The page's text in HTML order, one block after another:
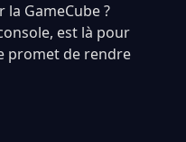
GameCube ?
est là pour
promet de rendre